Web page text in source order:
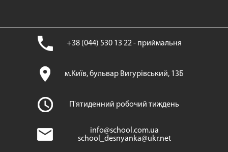
+38 (044) 530 13 22 - приймальня
м.Київ, бульвар Вигурівський, 13Б
П'ятиденний робочий тиждень
info@school.com.ua
school_desnyanka@ukr.net